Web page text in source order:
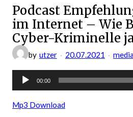
Podcast
im Internet – Wie
Cyber-Kriminelle
by utzer 20.07.2021
Audio-
00:00
Mp3 Download